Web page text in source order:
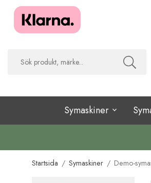
Symaskiner
Startsida / Symaskiner / Demo-